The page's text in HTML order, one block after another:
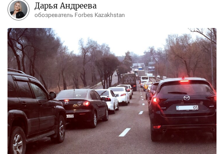
Дарья Андреева
обозреватель Forbes Kazakhstan